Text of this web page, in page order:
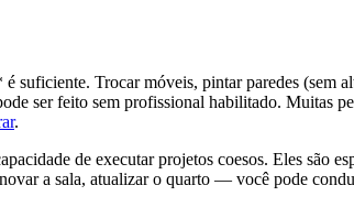
suficiente. Trocar móveis, pintar paredes (sem
ser feito sem profissional habilitado. Muitas
.
de executar projetos coesos. Eles são
a sala, atualizar o quarto — você pode